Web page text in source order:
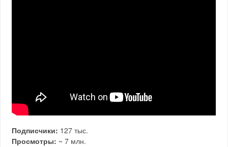
Подписчики: 127 тыс.
Просмотры: ~ 7 млн.